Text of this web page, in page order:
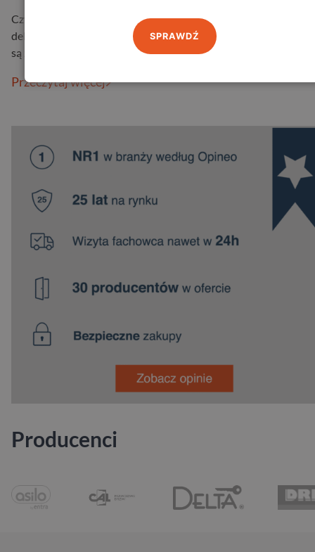
Czy zdarzyło Ci się kiedyś poczuć, że od drzwi zewnętrznych
delikatnie ciągnie chłodem? Albo zauważyć, że mimo tego, że
są zamknięte, …
Przeczytaj więcej
Producenci
SPRAWDŹ